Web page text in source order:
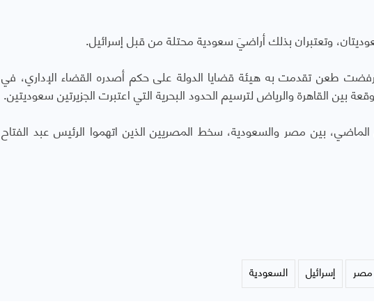
وتعتبران بذلك أراضيَ سعودية محتلة من قبل إسرائيل.
رفضت طعن تقدمت به هيئة قضايا الدولة على حكم أصدره القضاء الإداري، في
بين القاهرة والرياض لترسيم الحدود البحرية التي اعتبرت الجزيرتين سعوديتين.
الماضي، بين مصر والسعودية، سخط المصريين الذين اتهموا الرئيس عبد الفتاح
مصر إسرائيل السعودية